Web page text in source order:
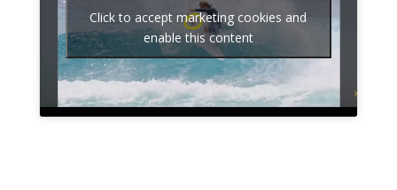
Click to accept marketing cookies and
enable this content